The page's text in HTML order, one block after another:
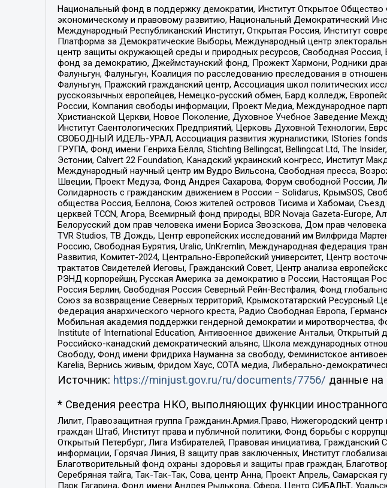
Национальный фонд в поддержку демократии, Институт Открытое
экономическому и правовому развитию, Национальный Демократический
Международный Республиканский Институт, Открытая Россия, Институт
Платформа за Демократические Выборы, Международный центр
центр защиты окружающей среды и природных ресурсов, Свободная Россия,
фонд за демократию, Джеймстаунский фонд, Прожект Хармони, Родники
Фалуньгун, Фалуньгун, Коалиция по расследованию преследования в
Фалуньгун, Пражский гражданский центр, Ассоциация школ политических
русскоязычных европейцев, Немецко-русский обмен, Бард колледж,
России, Компания свободы информации, Проект Медиа, Международное
Христианской Церкви, Новое Поколение, Духовное Учебное Заведение
Институт Саентологических Предприятий, Церковь Духовной Технологии,
СВОБОДНЫЙ ИДЕЛЬ-УРАЛ, Ассоциация развития журналистики, IStories
ГРУПА, Фонд имени Генриха Бёлля, Stichting Bellingcat, Bellingcat Ltd, The
Эстонии, Calvert 22 Foundation, Канадский украинский конгресс, Институт
Международный научный центр им Вудро Вильсона, Свободная пресса,
Швеции, Проект Медуза, Фонд Андрея Сахарова, Форум свободной России,
Солидарность с гражданским движением в России – Solidarus, КрымSOS,
общества Россия, Беллона, Союз жителей островов Тисима и Хабомаи,
церквей TCCN, Агора, Всемирный фонд природы, BDR Novaja Gazeta-Europe,
Белорусский дом прав человека имени Бориса Звозскова, Дом прав
TVR Studios, ТВ Дождь, Центр европейских исследований им Вилфрида
Россию, Свободная Бурятия, Uralic, UnKremlin, Международная федерация
Развития, Комитет-2024, Центрально-Европейский университет, Центр
трактатов Свидетелей Иеговы, Гражданский Совет, Центр анализа
РЭНД корпорейшн, Русская Америка за демократию в России, Настоящая
Россия Берлин, Свободная Россия Северный Рейн-Вестфалия, Фонд
Союз за возвращение Северных территорий, Крымскотатарский Ресурсный
Федерация анархического черного креста, Радио Свободная Европа,
Мобильная академия поддержки гендерной демократии и миротворчества,
Institute of International Education, Антивоенное движение Антальи,
Российско-канадский демократический альянс, Школа международных
Свободу, Фонд имени Фридриха Науманна за свободу, Феминистское
Karelia, Вернись живым, Фридом Хаус, СОТА медиа, Либерально-
Источник: https://minjust.gov.ru/ru/documents/7756/ данные на
* Сведения реестра НКО, выполняющих функции иностранного
Лилит, Правозащитная группа Гражданин.Армия.Право, Нижегородский
граждан Штаб, Институт права и публичной политики, Фонд борьбы с
Открытый Петербург, Лига Избирателей, Правовая инициатива,
информации, Горячая Линия, В защиту прав заключенных, Институт
Благотворительный фонд охраны здоровья и защиты прав граждан,
Серебряная тайга, Так-Так-Так, Сова, центр Анна, Проект Апрель,
Парк Гагарина, Фонд имени Андрея Рылькова, Сфера, Центр СИБАЛЬТ,